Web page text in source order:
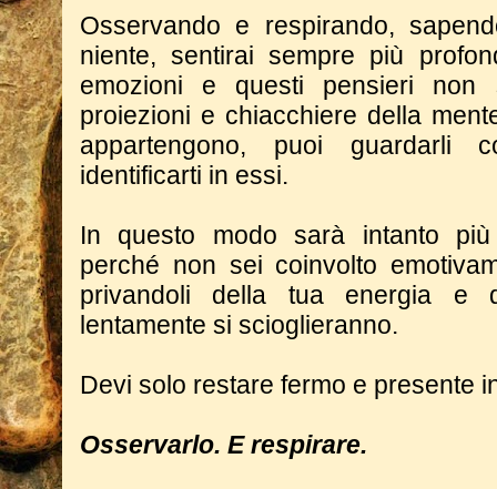
Osservando e respirando,
niente, sentirai sempre più
emozioni e questi pensieri
proiezioni e chiacchiere della
appartengono, puoi guardarli
identificarti in essi.
In questo modo sarà intanto più
perché non sei coinvolto
privandoli della tua energia e
lentamente si scioglieranno.
Devi solo restare fermo e presente
Osservarlo. E respirare.